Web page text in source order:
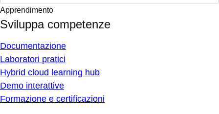
Apprendimento
Sviluppa competenze
Documentazione
Laboratori pratici
Hybrid cloud learning hub
Demo interattive
Formazione e certificazioni